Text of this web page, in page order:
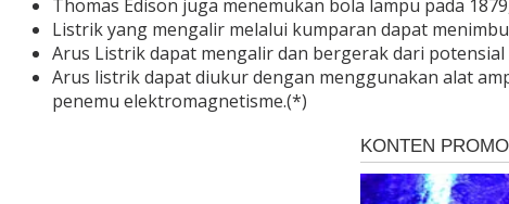
Thomas Edison juga menemukan bola lampu pada
Listrik yang mengalir melalui kumparan dapat
Arus Listrik dapat mengalir dan bergerak dari
Arus listrik dapat diukur dengan menggunakan alat
penemu elektromagnetisme.(*)